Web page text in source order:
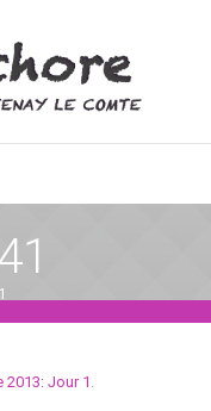
2013: Jour 1 .